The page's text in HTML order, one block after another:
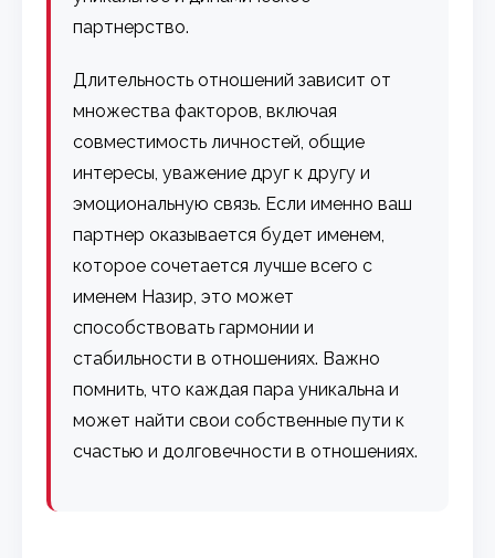
партнерство.
Длительность отношений зависит от
множества факторов, включая
совместимость личностей, общие
интересы, уважение друг к другу и
эмоциональную связь. Если именно ваш
партнер оказывается будет именем,
которое сочетается лучше всего с
именем Назир, это может
способствовать гармонии и
стабильности в отношениях. Важно
помнить, что каждая пара уникальна и
может найти свои собственные пути к
счастью и долговечности в отношениях.